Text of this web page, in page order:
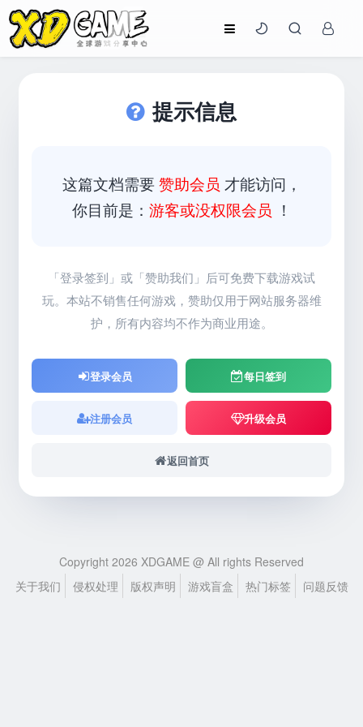
提示信息
这篇文档需要赞助会员 才能访问，
你目前是： 游客或没权限会员 ！
「登录签到」或「赞助我们」后可免费下载游戏试
玩。本站不销售任何游戏，赞助仅用于网站服务器维
护，所有内容均不作为商业用途。
登录会员 每日签到
注册会员 升级会员
返回首页
Copyright 2026 XDGAME @ All rights Reserved
关于我们
侵权处理 版权声明 游戏盲盒 热门标签 问题反馈